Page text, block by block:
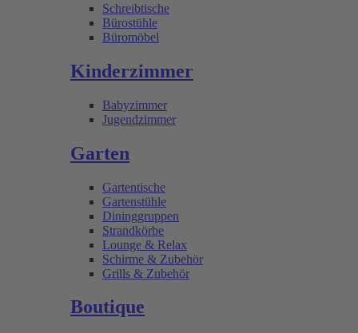
Schreibtische
Bürostühle
Büromöbel
Kinderzimmer
Babyzimmer
Jugendzimmer
Garten
Gartentische
Gartenstühle
Dininggruppen
Strandkörbe
Lounge & Relax
Schirme & Zubehör
Grills & Zubehör
Boutique